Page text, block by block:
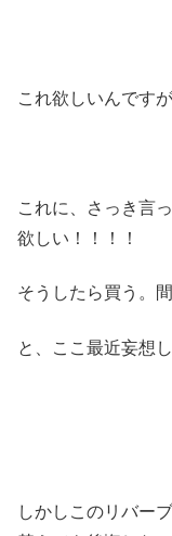
これ欲しいんです
これに、さっき言
欲しい！！！！
そうしたら買う。
と、ここ最近妄想
しかしこのリバー